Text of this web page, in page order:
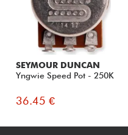
SEYMOUR DUNCAN
Yngwie Speed Pot - 250K
36.45 €